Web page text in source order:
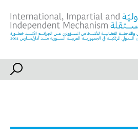
International, Impartial and